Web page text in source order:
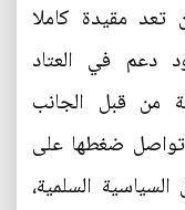
مقيدة كاملا
دعم في العتاد
من قبل الجانب
تواصل ضغطها على
السلمية،